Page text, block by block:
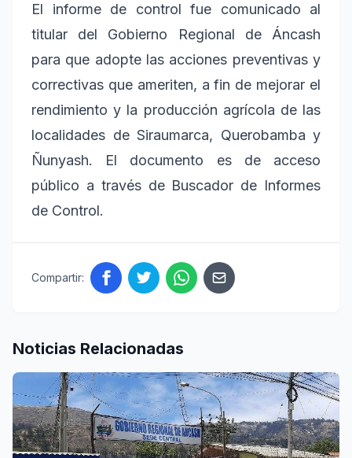
El informe de control fue comunicado al
titular del Gobierno Regional de Áncash
para que adopte las acciones preventivas y
correctivas que ameriten, a fin de mejorar el
rendimiento y la producción agrícola de las
localidades de Siraumarca, Querobamba y
Ñunyash. El documento es de acceso
público a través de Buscador de Informes
de Control.
Compartir:
Noticias Relacionadas